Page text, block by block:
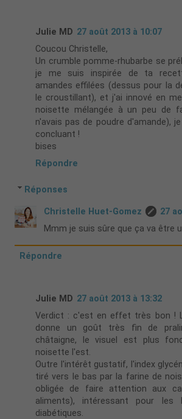
Julie MD 27 août 2013 à 10:07
Coucou Christelle,
Un crumble pomme-rhubarbe se
je me suis inspirée de ta
amandes effilées (dessus pour la
le croustillant), et j'ai innové en
noisette mélangée à un peu de
n'avais pas de poudre d'amande),
concluant !
bises
Répondre
Réponses
Christelle Huet-Gomez
27
Mmm je suis sûre que ça va être
Répondre
Julie MD 27 août 2013 à 13:32
Verdict : c'est en effet très bon !
donne un goût très fin de
châtaigne, le visuel est plus
noisette l'est.
Outre l'intérêt gustatif, l'index
tiré vers le bas par la farine de
obligée de faire attention aux
aliments), intéressant pour les
diabétiques.